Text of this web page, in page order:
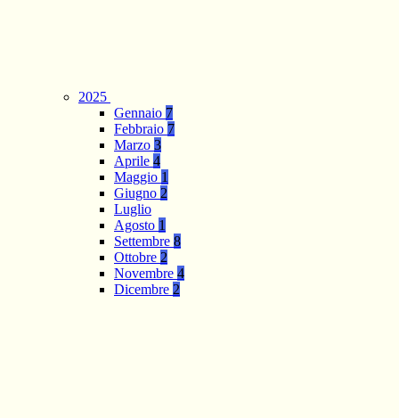
2025
Gennaio 7
Febbraio 7
Marzo 3
Aprile 4
Maggio 1
Giugno 2
Luglio
Agosto 1
Settembre 8
Ottobre 2
Novembre 4
Dicembre 2